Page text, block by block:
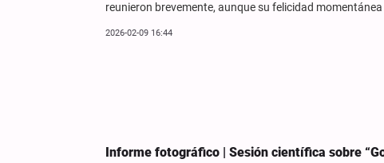
reunieron brevemente, aunque su felicidad
2026-02-09 16:44
Informe fotográfico | Sesión científica sobre